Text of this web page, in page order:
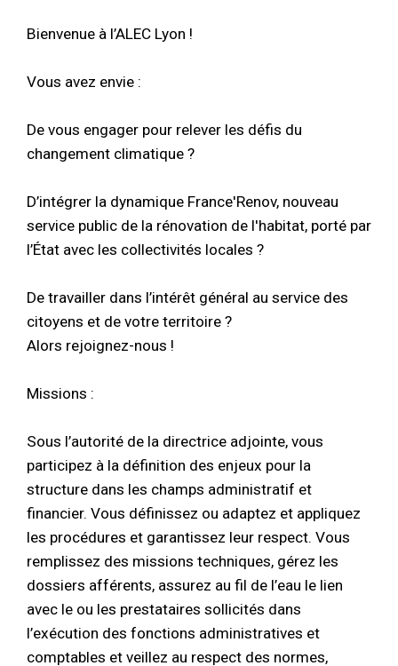
Bienvenue à l’ALEC Lyon !
Vous avez envie :
De vous engager pour relever les défis du
changement climatique ?
D’intégrer la dynamique France'Renov, nouveau
service public de la rénovation de l'habitat, porté par
l’État avec les collectivités locales ?
De travailler dans l’intérêt général au service des
citoyens et de votre territoire ?
Alors rejoignez-nous !
Missions :
Sous l’autorité de la directrice adjointe, vous
participez à la définition des enjeux pour la
structure dans les champs administratif et
financier. Vous définissez ou adaptez et appliquez
les procédures et garantissez leur respect. Vous
remplissez des missions techniques, gérez les
dossiers afférents, assurez au fil de l’eau le lien
avec le ou les prestataires sollicités dans
l’exécution des fonctions administratives et
comptables et veillez au respect des normes,